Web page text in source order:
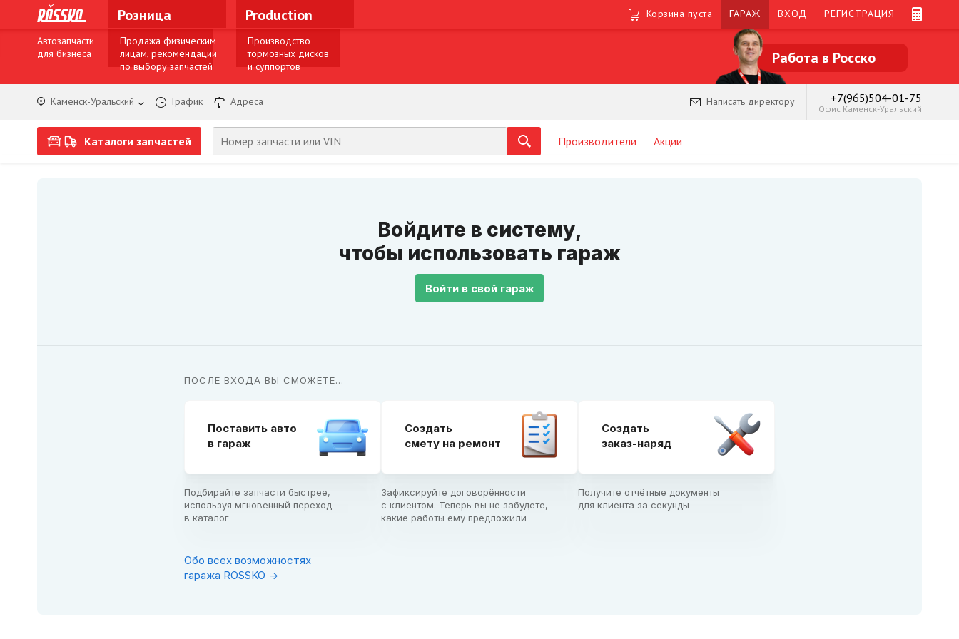
Розница Production Корзина пуста ГАРАЖ ВХОД РЕГИСТРАЦИЯ
Автозапчасти
для бизнеса
Продажа физическим
лицам, рекомендации
по выбору запчастей
Производство
тормозных дисков
и суппортов
Работа в Росско
Каменск-Уральский График Адреса Написать директору +7(965)504-01-75
Офис Каменск-Уральский
Каталоги запчастей Производители Акции
Войдите в систему,
чтобы использовать гараж
Войти в свой гараж
ПОСЛЕ ВХОДА ВЫ СМОЖЕТЕ...
Поставить авто
в гараж
Подбирайте запчасти быстрее,
используя мгновенный переход
в каталог
Создать
смету на ремонт
Зафиксируйте договорённости
с клиентом. Теперь вы не забудете,
какие работы ему предложили
Создать
заказ-наряд
Получите отчётные документы
для клиента за секунды
Обо всех возможностях
гаража ROSSKO ->